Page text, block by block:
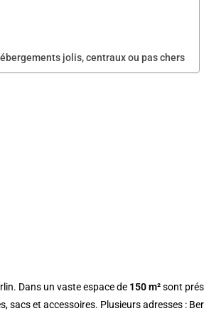
jolis, centraux ou pas chers
Dans un vaste espace de 150 m²sont
sacs et accessoires. Plusieurs adresses :